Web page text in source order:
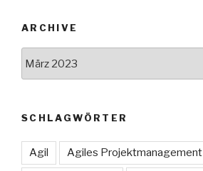
ARCHIVE
SCHLAGWÖRTER
Agil Agiles Projektmanagement